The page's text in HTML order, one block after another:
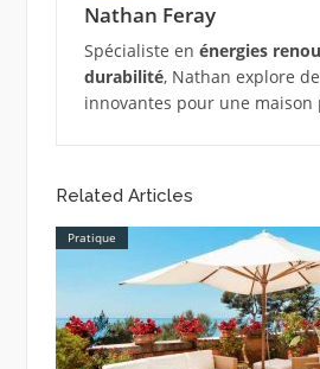
Nathan Feray
Spécialiste enénergies
durabilité, Nathan explore
innovantes pour une maison
Related Articles
Pratique